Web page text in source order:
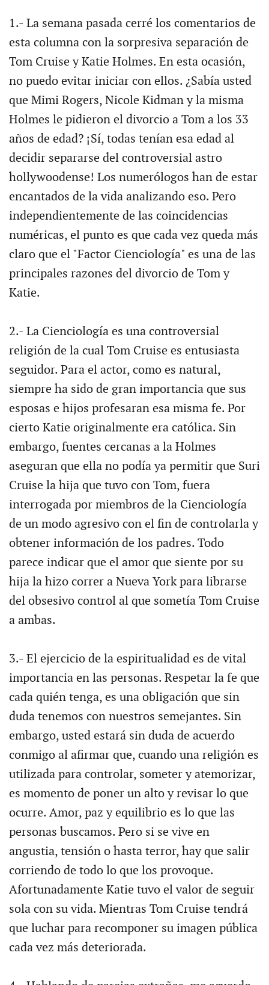
1.- La semana pasada cerré los comentarios de
esta columna con la sorpresiva separación de
Tom Cruise y Katie Holmes. En esta ocasión,
no puedo evitar iniciar con ellos. ¿Sabía usted
que Mimi Rogers, Nicole Kidman y la misma
Holmes le pidieron el divorcio a Tom a los 33
años de edad? ¡Sí, todas tenían esa edad al
decidir separarse del controversial astro
hollywoodense! Los numerólogos han de estar
encantados de la vida analizando eso. Pero
independientemente de las coincidencias
numéricas, el punto es que cada vez queda más
claro que el "Factor Cienciología" es una de las
principales razones del divorcio de Tom y
Katie.
2.- La Cienciología es una controversial
religión de la cual Tom Cruise es entusiasta
seguidor. Para el actor, como es natural,
siempre ha sido de gran importancia que sus
esposas e hijos profesaran esa misma fe. Por
cierto Katie originalmente era católica. Sin
embargo, fuentes cercanas a la Holmes
aseguran que ella no podía ya permitir que Suri
Cruise la hija que tuvo con Tom, fuera
interrogada por miembros de la Cienciología
de un modo agresivo con el fin de controlarla y
obtener información de los padres. Todo
parece indicar que el amor que siente por su
hija la hizo correr a Nueva York para librarse
del obsesivo control al que sometía Tom Cruise
a ambas.
3.- El ejercicio de la espiritualidad es de vital
importancia en las personas. Respetar la fe que
cada quién tenga, es una obligación que sin
duda tenemos con nuestros semejantes. Sin
embargo, usted estará sin duda de acuerdo
conmigo al afirmar que, cuando una religión es
utilizada para controlar, someter y atemorizar,
es momento de poner un alto y revisar lo que
ocurre. Amor, paz y equilibrio es lo que las
personas buscamos. Pero si se vive en
angustia, tensión o hasta terror, hay que salir
corriendo de todo lo que los provoque.
Afortunadamente Katie tuvo el valor de seguir
sola con su vida. Mientras Tom Cruise tendrá
que luchar para recomponer su imagen pública
cada vez más deteriorada.